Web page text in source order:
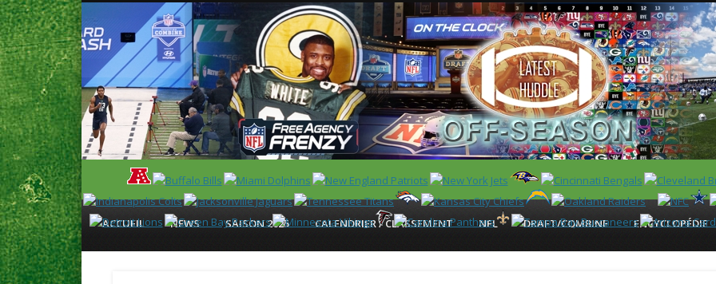
News en français sur la NFL et le Football Américain (Foot US)
ACCUEIL NEWS SAISON 2025 CALENDRIER / CLASSEMENT NFL DRAFT/COMBINE ENCYCLOPÉDIE